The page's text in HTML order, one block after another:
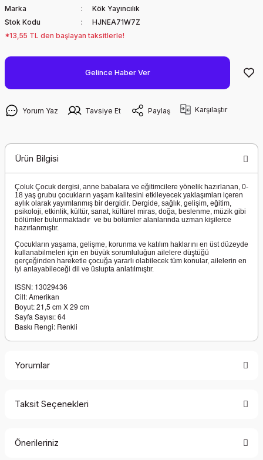
Marka
Kök Yayıncılık
Stok Kodu
HJNEA71W7Z
*13,55 TL den başlayan taksitlerle!
Gelince Haber Ver
Yorum Yaz Tavsiye Et Paylaş Karşılaştır
Ürün Bilgisi
Çoluk Çocuk dergisi, anne babalara ve eğitimcilere yönelik hazırlanan, 0-
18 yaş grubu çocukların yaşam kalitesini etkileyecek yaklaşımları içeren
aylık olarak yayımlanmış bir dergidir. Dergide, sağlık, gelişim, eğitim,
psikoloji, etkinlik, kültür, sanat, kültürel miras, doğa, beslenme, müzik gibi
bölümler bulunmaktadır ve bu bölümler alanlarında uzman kişilerce
hazırlanmıştır.
Çocukların yaşama, gelişme, korunma ve katılım haklarını en üst düzeyde
kullanabilmeleri için en büyük sorumluluğun ailelere düştüğü
gerçeğinden hareketle çocuğa yararlı olabilecek tüm konular, ailelerin en
iyi anlayabileceği dil ve üslupta anlatılmıştır.
ISSN: 13029436
Cilt: Amerikan
Boyut: 21,5 cm X 29 cm
Sayfa Sayısı: 64
Baskı Rengi: Renkli
Yorumlar
Taksit Seçenekleri
Önerileriniz